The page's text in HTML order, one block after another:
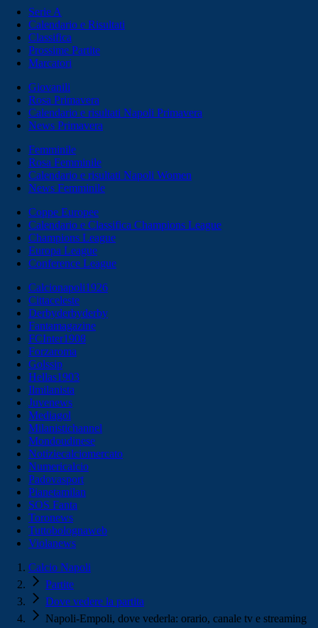
Serie A
Calendario e Risultati
Classifica
Prossime Partite
Marcatori
Giovanili
Rosa Primavera
Calendario e risultati Napoli Primavera
News Primavera
Femminile
Rosa Femminile
Calendario e risultati Napoli Women
News Femminile
Coppe Europee
Calendario e Classifica Champions League
Champions League
Europa League
Conference League
Calcionapoli1926
Cittaceleste
Derbyderbyderby
Fantamagazine
FCInter1908
Forzaroma
Golssip
Hellas1903
Ilmilanista
Juvenews
Mediagol
Milanistichannel
Mondoudinese
Notiziecalciomercato
Numericalcio
Padovasport
Pianetamilan
SOS Fanta
Toronews
Tuttobolognaweb
Violanews
Calcio Napoli
Partite
Dove vedere la partita
Napoli-Empoli, dove vederla: orario, canale tv e streaming